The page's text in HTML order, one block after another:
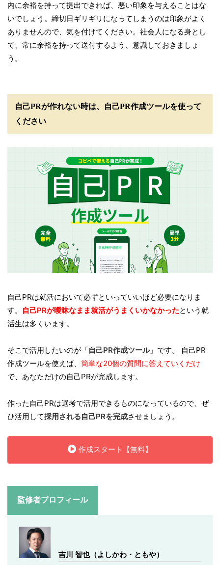
内に余裕を持って提出できれば、悪い印象を与えることはな
いでしょう。締切日ギリギリになってしまうのは印象がよく
ありませんので、気を付けてください。社会人になる身とし
て、常に余裕を持って送付するよう、意識しておきましょ
う。
自己PRが作れない時は、自己PR作成ツールを使って
ください
自己PRは就活において必ずといっていいほど必要になりま
す。
自己PRが曖昧なまま就活がうまくいかなかったという就
活生は多くいます。
そこで活用したいのが「自己PR作成ツール」です。 自己PR
作成ツールを使えば、 簡単な20個の質問に答えていくだけ
で、あなただけの自己PRが完成します。
作った自己PRは選考で活用できるものになっているので、ぜ
ひ活用して採用される自己PRを完成させましょう。
作成スタート【無料】
監修者プロフィール
吉川 智也（よしかわ・ともや）